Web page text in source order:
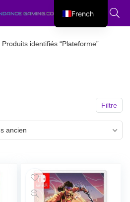
Produits identifiés “Plateforme”
Filtre
ancien
French
English